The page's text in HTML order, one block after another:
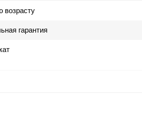
возрасту
гарантия